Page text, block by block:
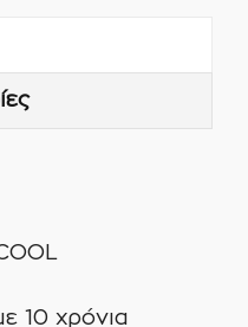
10 χρόνια